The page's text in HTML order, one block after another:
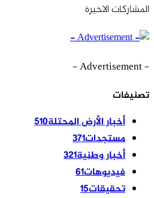
المشاركات الاخيرة
- Advertisement -
تصنيفات
أخبار الأرض المحتلة510
مستجدات371
أخبار وطنية321
فيديوهات61
تحقيقات15